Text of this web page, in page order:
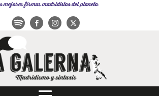
mejores firmas madridistas del planeta